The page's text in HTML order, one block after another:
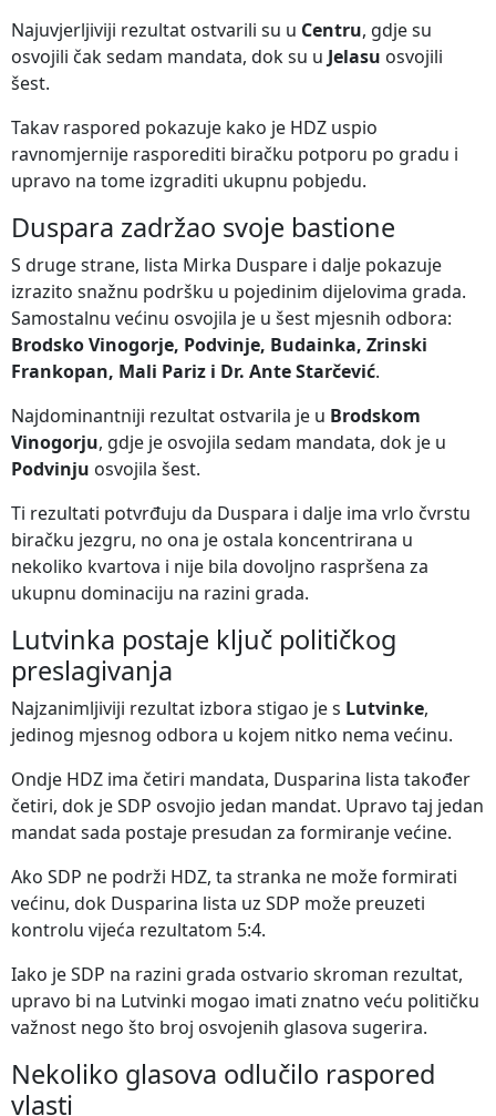
Najuvjerljiviji rezultat ostvarili su u Centru, gdje su
osvojili čak sedam mandata, dok su u Jelasu osvojili
šest.
Takav raspored pokazuje kako je HDZ uspio
ravnomjernije rasporediti biračku potporu po gradu i
upravo na tome izgraditi ukupnu pobjedu.
Duspara zadržao svoje bastione
S druge strane, lista Mirka Duspare i dalje pokazuje
izrazito snažnu podršku u pojedinim dijelovima grada.
Samostalnu većinu osvojila je u šest mjesnih odbora:
Brodsko Vinogorje, Podvinje, Budainka, Zrinski
Frankopan, Mali Pariz i Dr. Ante Starčević.
Najdominantniji rezultat ostvarila je u Brodskom
Vinogorju, gdje je osvojila sedam mandata, dok je u
Podvinju osvojila šest.
Ti rezultati potvrđuju da Duspara i dalje ima vrlo čvrstu
biračku jezgru, no ona je ostala koncentrirana u
nekoliko kvartova i nije bila dovoljno raspršena za
ukupnu dominaciju na razini grada.
Lutvinka postaje ključ političkog
preslagivanja
Najzanimljiviji rezultat izbora stigao je s Lutvinke,
jedinog mjesnog odbora u kojem nitko nema većinu.
Ondje HDZ ima četiri mandata, Dusparina lista također
četiri, dok je SDP osvojio jedan mandat. Upravo taj jedan
mandat sada postaje presudan za formiranje većine.
Ako SDP ne podrži HDZ, ta stranka ne može formirati
većinu, dok Dusparina lista uz SDP može preuzeti
kontrolu vijeća rezultatom 5:4.
Iako je SDP na razini grada ostvario skroman rezultat,
upravo bi na Lutvinki mogao imati znatno veću političku
važnost nego što broj osvojenih glasova sugerira.
Nekoliko glasova odlučilo raspored
vlasti